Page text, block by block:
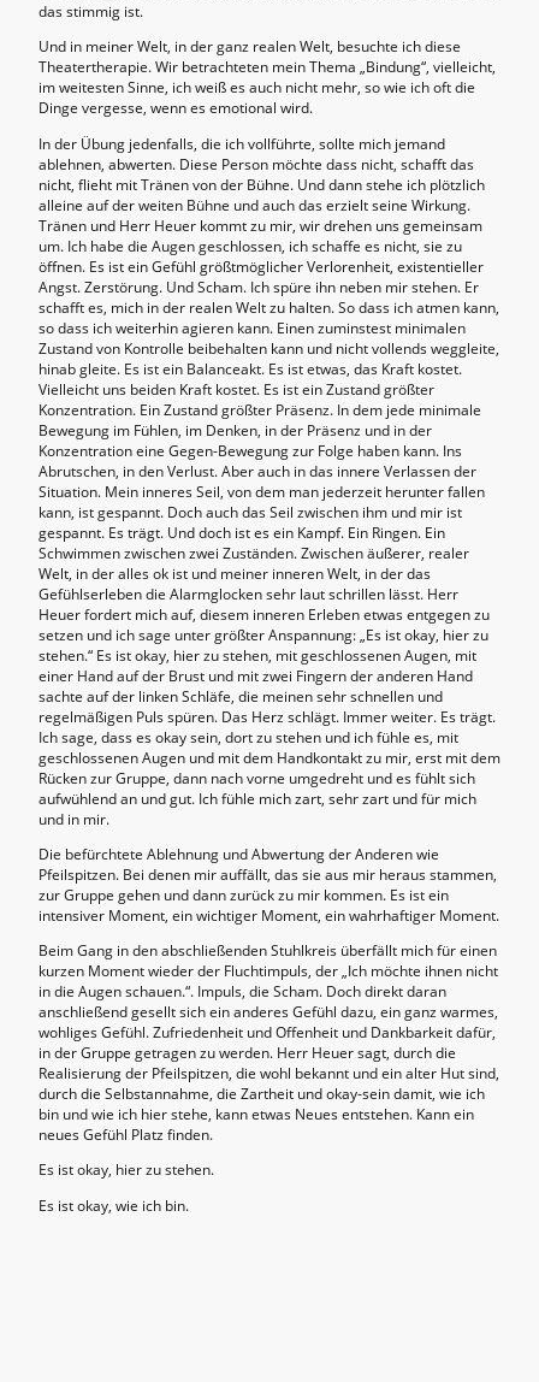
das stimmig ist.
Und in meiner Welt, in der ganz realen Welt, besuchte ich diese
Theatertherapie. Wir betrachteten mein Thema „Bindung“, vielleicht,
im weitesten Sinne, ich weiß es auch nicht mehr, so wie ich oft die
Dinge vergesse, wenn es emotional wird.
In der Übung jedenfalls, die ich vollführte, sollte mich jemand
ablehnen, abwerten. Diese Person möchte dass nicht, schafft das
nicht, flieht mit Tränen von der Bühne. Und dann stehe ich plötzlich
alleine auf der weiten Bühne und auch das erzielt seine Wirkung.
Tränen und Herr Heuer kommt zu mir, wir drehen uns gemeinsam
um. Ich habe die Augen geschlossen, ich schaffe es nicht, sie zu
öffnen. Es ist ein Gefühl größtmöglicher Verlorenheit, existentieller
Angst. Zerstörung. Und Scham. Ich spüre ihn neben mir stehen. Er
schafft es, mich in der realen Welt zu halten. So dass ich atmen kann,
so dass ich weiterhin agieren kann. Einen zuminstest minimalen
Zustand von Kontrolle beibehalten kann und nicht vollends weggleite,
hinab gleite. Es ist ein Balanceakt. Es ist etwas, das Kraft kostet.
Vielleicht uns beiden Kraft kostet. Es ist ein Zustand größter
Konzentration. Ein Zustand größter Präsenz. In dem jede minimale
Bewegung im Fühlen, im Denken, in der Präsenz und in der
Konzentration eine Gegen-Bewegung zur Folge haben kann. Ins
Abrutschen, in den Verlust. Aber auch in das innere Verlassen der
Situation. Mein inneres Seil, von dem man jederzeit herunter fallen
kann, ist gespannt. Doch auch das Seil zwischen ihm und mir ist
gespannt. Es trägt. Und doch ist es ein Kampf. Ein Ringen. Ein
Schwimmen zwischen zwei Zuständen. Zwischen äußerer, realer
Welt, in der alles ok ist und meiner inneren Welt, in der das
Gefühlserleben die Alarmglocken sehr laut schrillen lässt. Herr
Heuer fordert mich auf, diesem inneren Erleben etwas entgegen zu
setzen und ich sage unter größter Anspannung: „Es ist okay, hier zu
stehen.“ Es ist okay, hier zu stehen, mit geschlossenen Augen, mit
einer Hand auf der Brust und mit zwei Fingern der anderen Hand
sachte auf der linken Schläfe, die meinen sehr schnellen und
regelmäßigen Puls spüren. Das Herz schlägt. Immer weiter. Es trägt.
Ich sage, dass es okay sein, dort zu stehen und ich fühle es, mit
geschlossenen Augen und mit dem Handkontakt zu mir, erst mit dem
Rücken zur Gruppe, dann nach vorne umgedreht und es fühlt sich
aufwühlend an und gut. Ich fühle mich zart, sehr zart und für mich
und in mir.
Die befürchtete Ablehnung und Abwertung der Anderen wie
Pfeilspitzen. Bei denen mir auffällt, das sie aus mir heraus stammen,
zur Gruppe gehen und dann zurück zu mir kommen. Es ist ein
intensiver Moment, ein wichtiger Moment, ein wahrhaftiger Moment.
Beim Gang in den abschließenden Stuhlkreis überfällt mich für einen
kurzen Moment wieder der Fluchtimpuls, der „Ich möchte ihnen nicht
in die Augen schauen.“. Impuls, die Scham. Doch direkt daran
anschließend gesellt sich ein anderes Gefühl dazu, ein ganz warmes,
wohliges Gefühl. Zufriedenheit und Offenheit und Dankbarkeit dafür,
in der Gruppe getragen zu werden. Herr Heuer sagt, durch die
Realisierung der Pfeilspitzen, die wohl bekannt und ein alter Hut sind,
durch die Selbstannahme, die Zartheit und okay-sein damit, wie ich
bin und wie ich hier stehe, kann etwas Neues entstehen. Kann ein
neues Gefühl Platz finden.
Es ist okay, hier zu stehen.
Es ist okay, wie ich bin.